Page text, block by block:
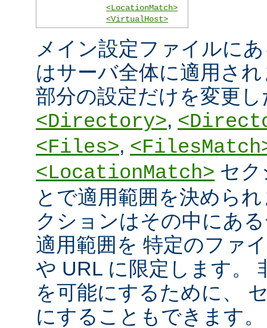
<LocationMatch>
<VirtualHost>
メイン設定ファイルに
はサーバ全体に適用さ
部分の設定だけを変更
<Directory>,
<Files>,
<LocationMatch> セ
とで適用範囲を決めら
クションはその中にあ
適用範囲を 特定のファ
や URL に限定します。
を可能にするために、
にすることもできます。